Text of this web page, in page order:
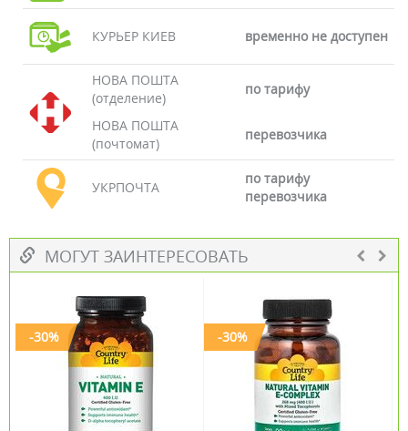
КУРЬЕР КИЕВ временно не доступен
НОВА ПОШТА
(отделение)
по тарифу
НОВА ПОШТА
(почтомат)
перевозчика
УКРПОЧТА
по тарифу
перевозчика
МОГУТ ЗАИНТЕРЕСОВАТЬ
-30% -30%